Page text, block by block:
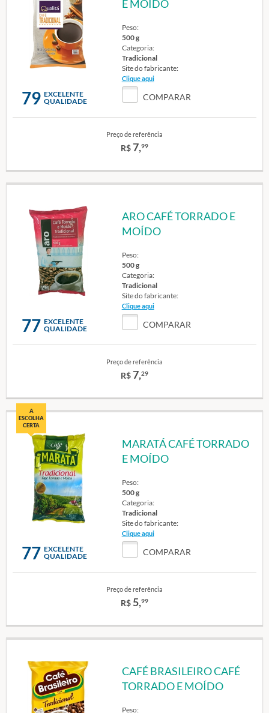
79 EXCELENTE
QUALIDADE
E MOÍDO
Peso:
500 g
Categoria:
Tradicional
Site do fabricante:
Clique aqui
COMPARAR
Preço de referência
R$7,99
77 EXCELENTE
QUALIDADE
ARO CAFÉ TORRADO E
MOÍDO
Peso:
500 g
Categoria:
Tradicional
Site do fabricante:
Clique aqui
COMPARAR
Preço de referência
R$7,29
A
ESCOLHA
CERTA
77 EXCELENTE
QUALIDADE
MARATÁ CAFÉ TORRADO
E MOÍDO
Peso:
500 g
Categoria:
Tradicional
Site do fabricante:
Clique aqui
COMPARAR
Preço de referência
R$ 5,99
CAFÉ BRASILEIRO CAFÉ
TORRADO E MOÍDO
Peso: